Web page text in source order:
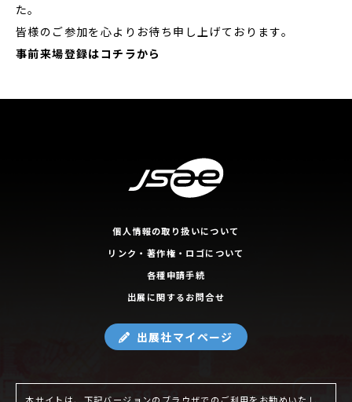
た。
皆様のご参加を心よりお待ち申し上げております。
事前来場登録はコチラから
個人情報の取り扱いについて
リンク・著作権・ロゴについて
各種申請手続
出展に関するお問合せ
出展社マイページ
本サイトは、下記バージョンのブラウザでのご利用をお勧めいたし